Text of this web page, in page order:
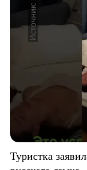
Туристка